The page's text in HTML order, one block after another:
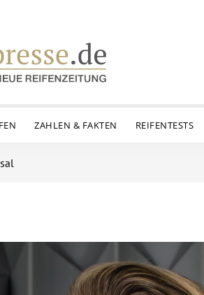
ZAHLEN & FAKTEN REIFENTESTS